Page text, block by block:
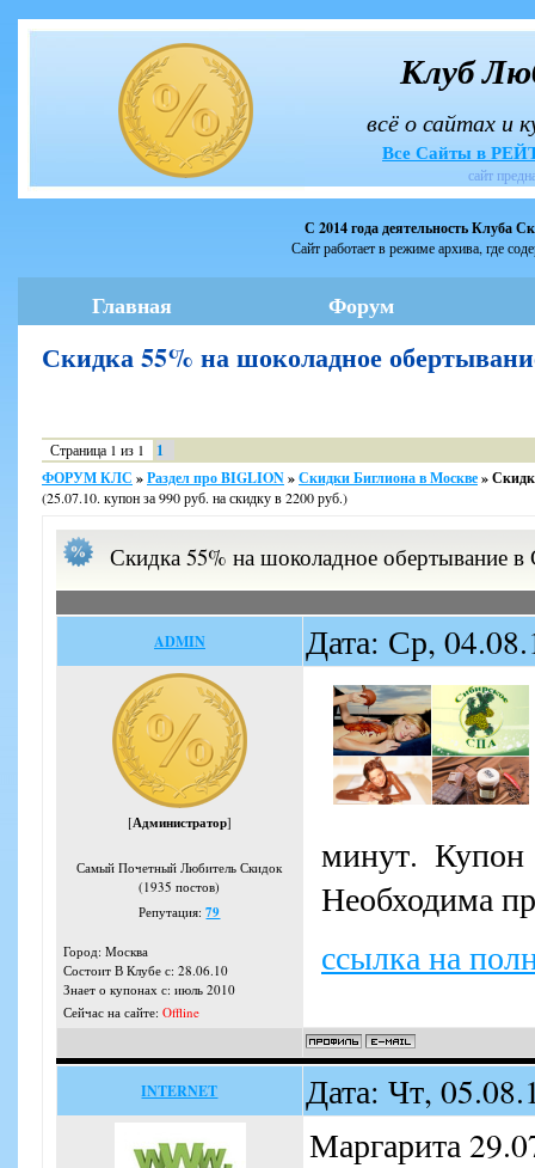
Клуб
всё о сайтах и
Все Сайты в
сайт
С 2014 года деятельность Клуба
Сайт работает в режиме архива, где
Главная Форум
Скидка 55% на шоколадное
Страница 1 из 1
1
ФОРУМ КЛС »Раздел про BIGLION»Скидки Биглиона в Москве»
(25.07.10. купон за 990 руб. на скидку в 2200 руб.)
Скидка 55% на шоколадное обертывание
ADMIN Дата: Ср,
[Администратор]
Самый Почетный Любитель Скидок
(1935 постов)
Репутация:79
Город: Москва
Состоит В Клубе с: 28.06.10
Знает о купонах с: июль 2010
Сейчас на сайте: Offline
минут. Купон
Необходима
ссылка на
INTERNET Дата: Чт,
Маргарита